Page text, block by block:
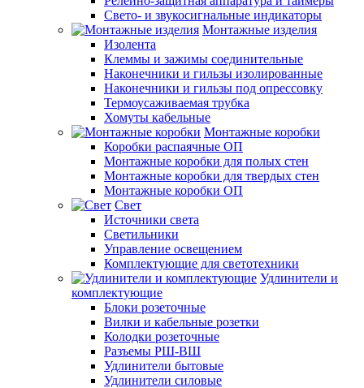
Свето- и звукосигнальные индикаторы
Монтажные изделия
Изолента
Клеммы и зажимы соединительные
Наконечники и гильзы изолированные
Наконечники и гильзы под опрессовку
Термоусаживаемая трубка
Хомуты кабельные
Монтажные коробки
Коробки распаячные ОП
Монтажные коробки для полых стен
Монтажные коробки для твердых стен
Монтажные коробки ОП
Свет
Источники света
Светильники
Управление освещением
Комплектующие для светотехники
Удлинители и
комплектующие
Блоки розеточные
Вилки и кабельные розетки
Колодки розеточные
Разъемы РШ-ВШ
Удлинители бытовые
Удлинители силовые